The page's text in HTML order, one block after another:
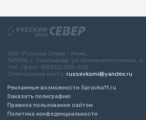
ООО “Русский Север - Коми„
167000, г. Сыктывкар, ул. Коммунистическая, д.
тел. /факс: 8(8212) 200-532
Электронная почта: russevkomi@yandex.ru
Рекламные возможности Spravka11.ru
Заказать полиграфию
Правила пользования сайтом
Политика конфеденциальности